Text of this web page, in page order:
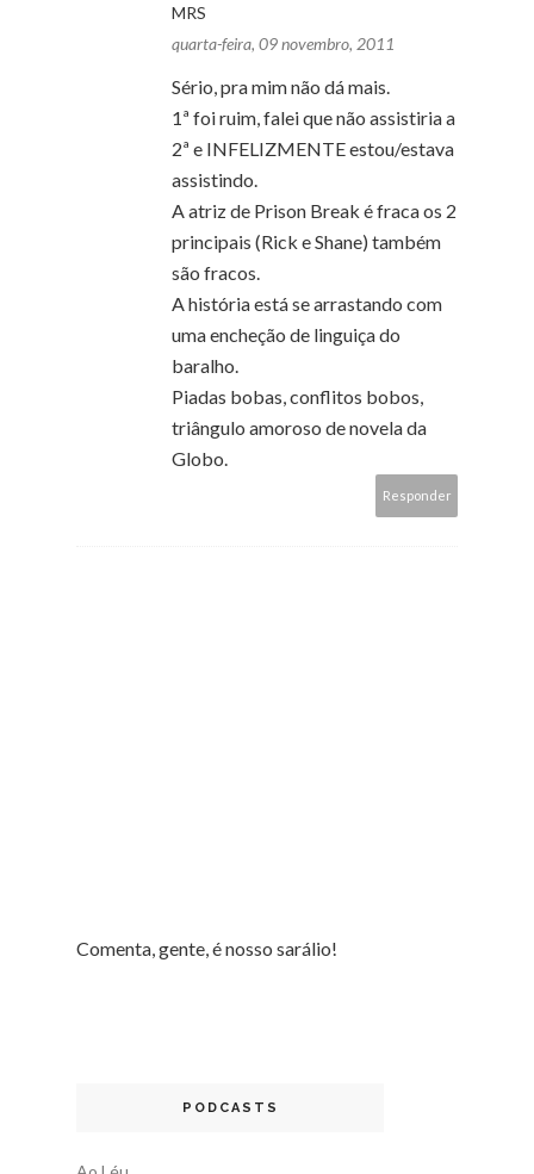
MRS
quarta-feira, 09 novembro, 2011
Sério, pra mim não dá mais.
1ª foi ruim, falei que não assistiria a
2ª e INFELIZMENTE estou/estava
assistindo.
A atriz de Prison Break é fraca os 2
principais (Rick e Shane) também
são fracos.
A história está se arrastando com
uma encheção de linguiça do
baralho.
Piadas bobas, conflitos bobos,
triângulo amoroso de novela da
Globo.
Responder
Comenta, gente, é nosso sarálio!
PODCASTS